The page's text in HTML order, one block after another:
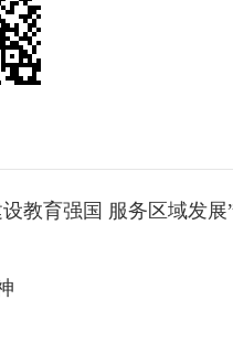
教育强国 服务区域发展